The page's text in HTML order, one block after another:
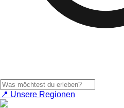
📍 Unsere Regionen